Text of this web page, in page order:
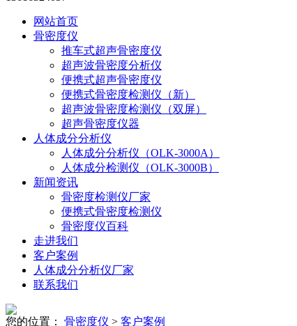
网站首页
骨密度仪
推车式超声骨密度仪
超声波骨密度分析仪
便携式超声骨密度仪
便携式骨密度检测仪（新）
超声波骨密度检测仪（双屏）
超声骨密度仪器
人体成分分析仪
人体成分分析仪（OLK-3000A）
人体成分检测仪（OLK-3000B）
新闻资讯
骨密度检测仪厂家
便携式骨密度检测仪
骨密度仪百科
走进我们
客户案例
人体成分分析仪厂家
联系我们
您的位置： 骨密度仪 > 客户案例